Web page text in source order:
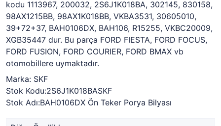
kodu 1113967, 200032, 2S6J1K018BA, 302145, 830158,
98AX1215BB, 98AX1K018BB, VKBA3531, 30605010,
39+72+37, BAH0106DX, BAH106, R15255, VKBC20009,
XGB35447 dur. Bu parça FORD FIESTA, FORD FOCUS,
FORD FUSION, FORD COURIER, FORD BMAX vb
otomobillere uymaktadır.
Marka: SKF
Stok Kodu:2S6J1K018BASKF
Stok Adı:BAH0106DX Ön Teker Porya Bilyası